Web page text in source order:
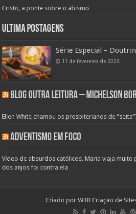
Cristo, a ponte sobre o abismo
Ultima Postagens
Série Especial –
11 de fevereiro de 2026
Blog Outra Leitura – Michelson
Ellen White chamou os presbiterianos de
Adventismo em Foco
Vídeo de absurdos católicos. Maria viaja
dos anjos foi contra ela
Criado por W3B Criação de